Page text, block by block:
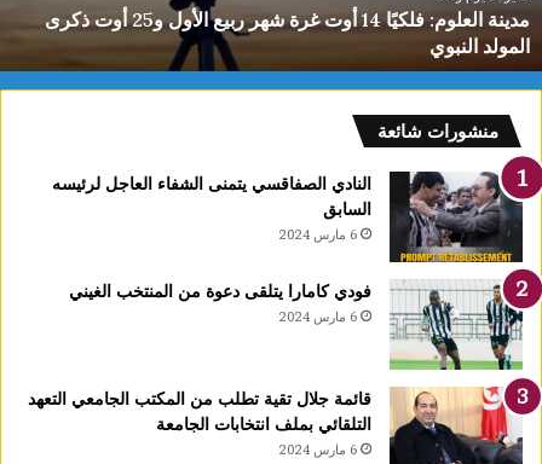
الأول
و25
أوت
ذكرى
المولد
النبوي
مدينة العلوم: فلكيًا 14 أوت غرة شهر ربيع الأول و25 أوت ذكرى
المولد النبوي
منشورات شائعة
النادي الصفاقسي يتمنى الشفاء العاجل لرئيسه
السابق
6 مارس 2024
فودي كامارا يتلقى دعوة من المنتخب الغيني
6 مارس 2024
قائمة جلال تقية تطلب من المكتب الجامعي التعهد
التلقائي بملف انتخابات الجامعة
6 مارس 2024